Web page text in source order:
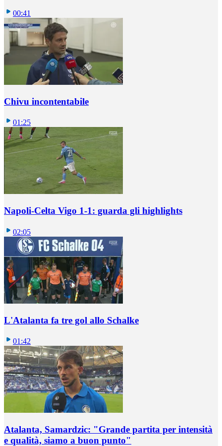
00:41
Chivu incontentabile
01:25
Napoli-Celta Vigo 1-1: guarda gli highlights
02:05
L'Atalanta fa tre gol allo Schalke
01:42
Atalanta, Samardzic: "Grande partita per intensità
e qualità, siamo a buon punto"